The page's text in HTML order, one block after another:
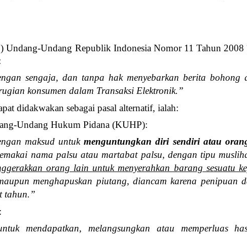
Undang-Undang Republik Indonesia Nomor 11 Tahun
sengaja, dan tanpa hak menyebarkan berita bohong
konsumen dalam Transaksi Elektronik.”
didakwakan sebagai pasal alternatif, ialah:
Undang Hukum Pidana (KUHP):
maksud untukmenguntungkan diri sendiri atau
nama palsu atau martabat palsu, dengan tipu
orang lain untuk menyerahkan barang sesuatu
menghapuskan piutang, diancam karena penipuan
tahun.”
mendapatkan, melangsungkan atau memperluas